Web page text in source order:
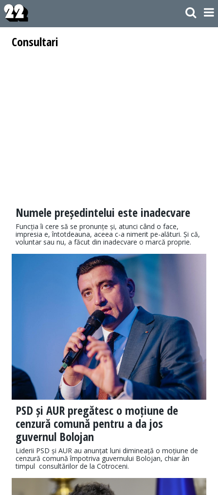
Consultari
Numele președintelui este inadecvare
Funcția îi cere să se pronunțe și, atunci când o face,
impresia e, întotdeauna, aceea c-a nimerit pe-alături. Și că,
voluntar sau nu, a făcut din inadecvare o marcă proprie.
PSD și AUR pregătesc o moțiune de
cenzură comună pentru a da jos
guvernul Bolojan
Liderii PSD și AUR au anunțat luni dimineață o moțiune de
cenzură comună împotriva guvernului Bolojan, chiar ân
timpul consultărilor de la Cotroceni.